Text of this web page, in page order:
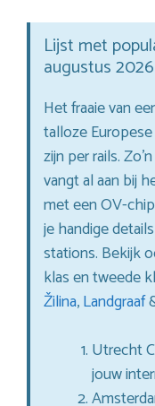
Lijst met
augustus 2026
Het fraaie van
talloze
zijn per rails.
vangt al aan bij
met een OV-
je handige
stations. Bekijk
klas en tweede
Žilina,Landgraaf
Utrecht
jouw